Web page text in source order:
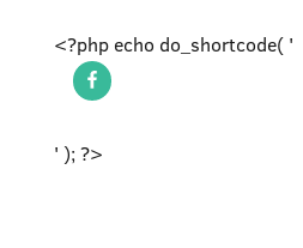
<?php echo do_shortcode( '
' ); ?>